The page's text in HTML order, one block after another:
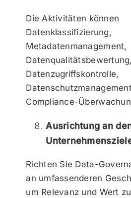
Die Aktivitäten können
Datenklassifizierung,
Metadatenmanagement,
Datenqualitätsbewertung,
Datenzugriffskontrolle,
Compliance-
Ausrichtung an
Richten Sie Data-
an umfassenderen
um Relevanz und Wert